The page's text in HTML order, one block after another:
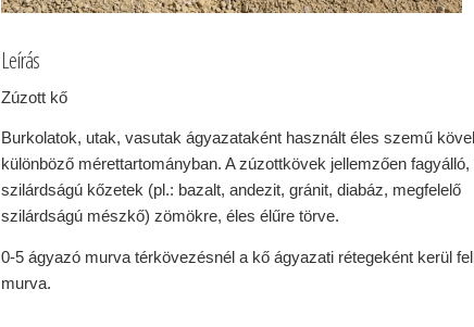
Leírás
Zúzott kő
Burkolatok, utak, vasutak ágyazataként használt éles szemű
különböző mérettartományban. A zúzottkövek jellemzően fagyálló,
szilárdságú kőzetek (pl.: bazalt, andezit, gránit, diabáz, megfelelő
szilárdságú mészkő) zömökre, éles élűre törve.
0-5 ágyazó murva térkövezésnél a kő ágyazati rétegeként kerül
murva.